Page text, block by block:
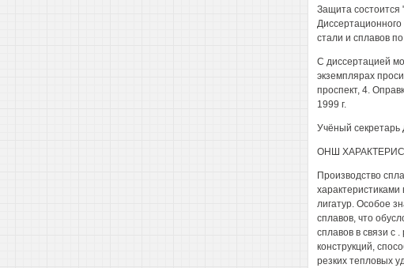
Защита состоится
стали и сплавов
С диссертацией
экземплярах
проспект, 4.
1999 г.
Учёный секретарь
ОНШ
Производство
лигатур. Особое
сплавов, что
сплавов в связи с
конструкций,
резких тепловых